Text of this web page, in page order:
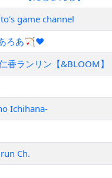
game channel
ろあ🏹♥️
香ランリン【&BLOOM】
-Yuno Ichihana-
庫路路 / Kururun Ch.